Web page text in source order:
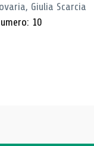
Giulia Scarcia
10